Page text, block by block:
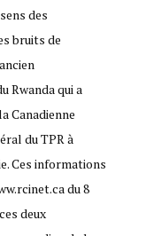
des
bruits de
Rwanda qui a
Canadienne
du TPR à
Ces informations
du 8
deux